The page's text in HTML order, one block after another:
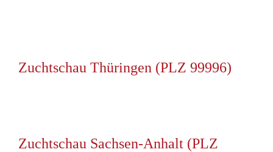
Zuchtschau Thüringen (PLZ 99996)
Zuchtschau Sachsen-Anhalt (PLZ